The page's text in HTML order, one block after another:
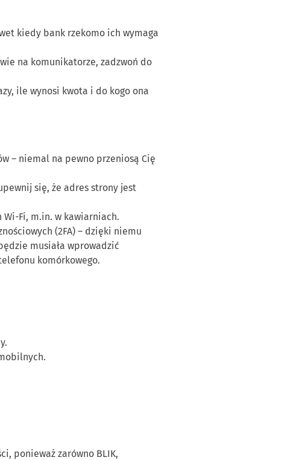
kiedy bank rzekomo ich wymaga
na komunikatorze, zadzwoń do
ile wynosi kwota i do kogo ona
– niemal na pewno przeniosą Cię
się, że adres strony jest
Wi-Fi, m.in. w kawiarniach.
(2FA) – dzięki niemu
musiała wprowadzić
komórkowego.
ponieważ zarówno BLIK,